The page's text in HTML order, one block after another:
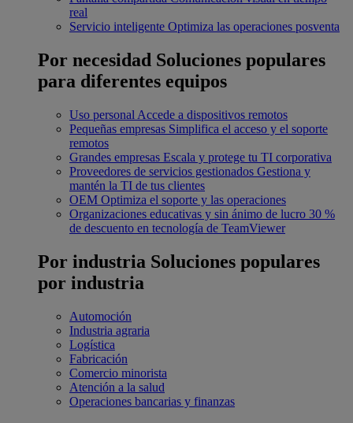
real
Servicio inteligente Optimiza las operaciones posventa
Por necesidad Soluciones populares
para diferentes equipos
Uso personal Accede a dispositivos remotos
Pequeñas empresas Simplifica el acceso y el soporte
remotos
Grandes empresas Escala y protege tu TI corporativa
Proveedores de servicios gestionados Gestiona y
mantén la TI de tus clientes
OEM Optimiza el soporte y las operaciones
Organizaciones educativas y sin ánimo de lucro 30 %
de descuento en tecnología de TeamViewer
Por industria Soluciones populares
por industria
Automoción
Industria agraria
Logística
Fabricación
Comercio minorista
Atención a la salud
Operaciones bancarias y finanzas